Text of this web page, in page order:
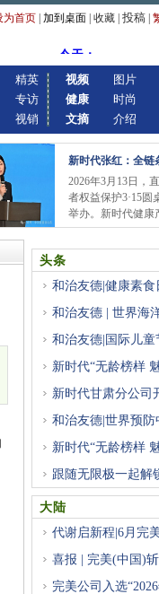
为首页 加到桌面 收藏 投稿
精英
专访
视销
视频
健康
文摘
图片
时尚
介绍
新时代张红：全链
2026年3月13日，
者权益保护3·15圆
举办。新时代健康
头条
和治友德|健康素
和治友德 | 世界海
和治友德|国际儿
新时代“无龄榜样
新时代甘肃分公司
和治友德|世界预
新时代“无龄榜样
跟随无限极一起解
大陆
代谢启新程|6月完
喜报 | 完美(中国)
完美公司入选